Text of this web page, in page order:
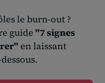
le burn-out ?
guide "7 signes
en laissant